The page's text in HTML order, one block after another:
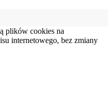
plików cookies na
internetowego, bez zmiany